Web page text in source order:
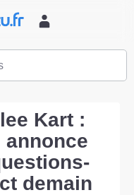
Kart :
annonce
demain